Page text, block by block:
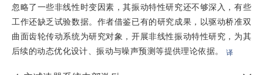
忽略了一些非线性时变因素，其振动特性研究还不够深入，有些
工作还缺乏试验数据。作者借鉴已有的研究成果，以驱动桥准双
曲面齿轮传动系统为研究对象，开展非线性振动特性研究，为其
后续的动态优化设计、振动与噪声预测等提供理论依据。
译